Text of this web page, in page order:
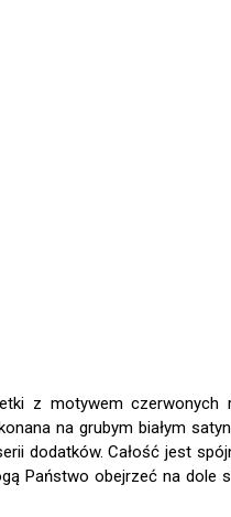
z motywem
na grubym białym
dodatków. Całość jest
Państwo obejrzeć na dole